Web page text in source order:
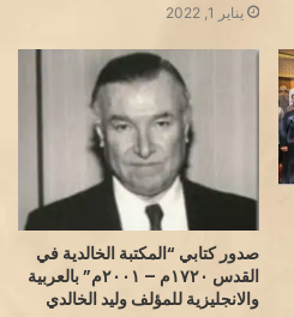
يناير 1, 2022
صدور كتابي “المكتبة الخالدية في
القدس ١٧٢٠م – ٢٠٠١م” بالعربية
والانجليزية للمؤلف وليد الخالدي